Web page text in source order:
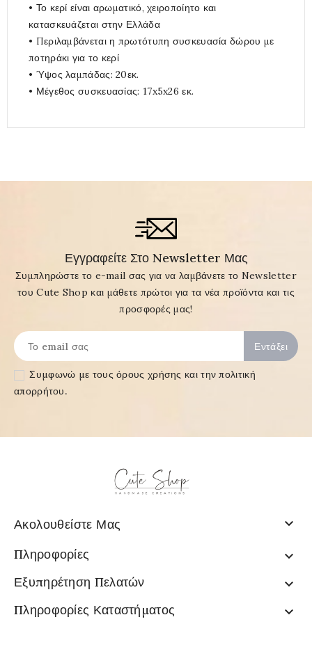
• Το κερί είναι αρωματικό, χειροποίητο και
κατασκευάζεται στην Ελλάδα
• Περιλαμβάνεται η πρωτότυπη συσκευασία δώρου με
ποτηράκι για το κερί
• Ύψος λαμπάδας: 20εκ.
• Μέγεθος συσκευασίας: 17x5x26 εκ.
Εγγραφείτε Στο Newsletter Μας
Συμπληρώστε το e-mail σας για να λαμβάνετε το Newsletter
του Cute Shop και μάθετε πρώτοι για τα νέα προϊόντα και τις
προσφορές μας!
Συμφωνώ με τουςόρους χρήσης και την πολιτική
απορρήτου.
Ακολουθείστε Μας 
Πληροφορίες 
Εξυπηρέτηση Πελατών 
Πληροφορίες Καταστήματος 